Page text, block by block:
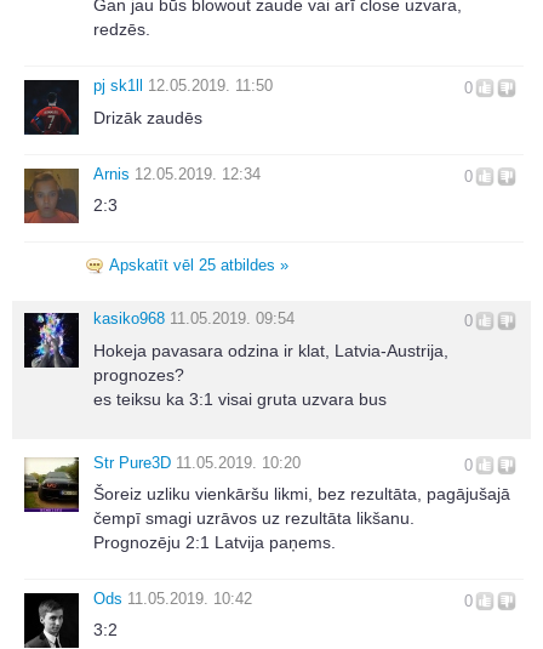
Gan jau būs blowout zaude vai arī close uzvara,
redzēs.
0
pj sk1ll 12.05.2019. 11:50
Drizāk zaudēs
0
Arnis 12.05.2019. 12:34
2:3
Apskatīt vēl 25 atbildes »
0
kasiko968 11.05.2019. 09:54
Hokeja pavasara odzina ir klat, Latvia-Austrija,
prognozes?
es teiksu ka 3:1 visai gruta uzvara bus
0
Str Pure3D 11.05.2019. 10:20
Šoreiz uzliku vienkāršu likmi, bez rezultāta, pagājušajā
čempī smagi uzrāvos uz rezultāta likšanu.
Prognozēju 2:1 Latvija paņems.
0
Ods 11.05.2019. 10:42
3:2